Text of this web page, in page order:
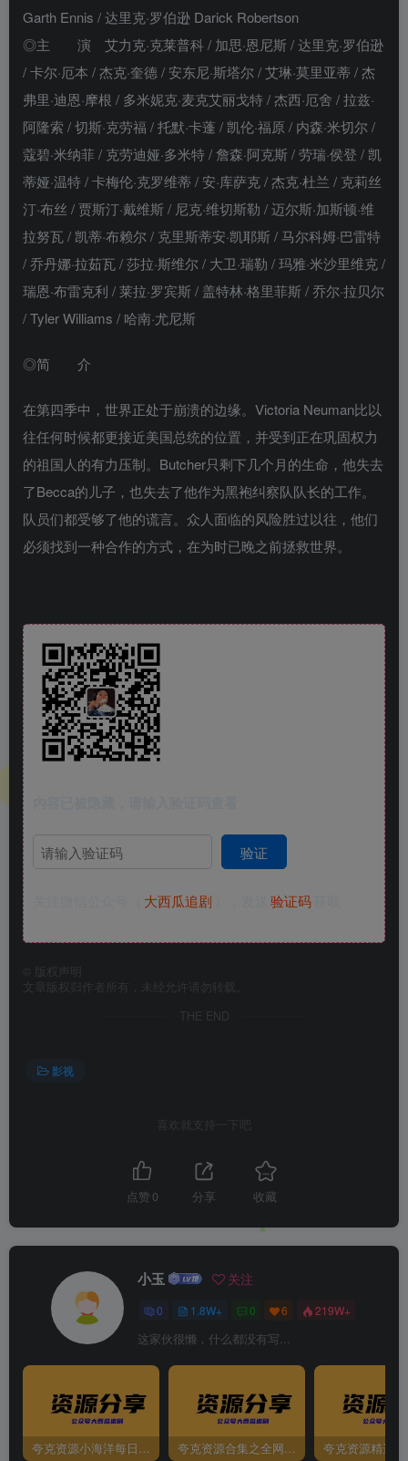
Garth Ennis / 达里克·罗伯逊 Darick Robertson
◎主 演 艾力克·克莱普科 / 加思·恩尼斯 / 达里克·罗伯逊
/ 卡尔·厄本 / 杰克·奎德 / 安东尼·斯塔尔 / 艾琳·莫里亚蒂 / 杰
弗里·迪恩·摩根 / 多米妮克·麦克艾丽戈特 / 杰西·厄舍 / 拉兹·
阿隆索 / 切斯·克劳福 / 托默·卡蓬 / 凯伦·福原 / 内森·米切尔 /
蔻碧·米纳菲 / 克劳迪娅·多米特 / 詹森·阿克斯 / 劳瑞·侯登 / 凯
蒂娅·温特 / 卡梅伦·克罗维蒂 / 安·库萨克 / 杰克·杜兰 / 克莉丝
汀·布丝 / 贾斯汀·戴维斯 / 尼克·维切斯勒 / 迈尔斯·加斯顿·维
拉努瓦 / 凯蒂·布赖尔 / 克里斯蒂安·凯耶斯 / 马尔科姆·巴雷特
/ 乔丹娜·拉茹瓦 / 莎拉·斯维尔 / 大卫·瑞勒 / 玛雅·米沙里维克 /
瑞恩·布雷克利 / 莱拉·罗宾斯 / 盖特林·格里菲斯 / 乔尔·拉贝尔
/ Tyler Williams / 哈南·尤尼斯
◎简 介
在第四季中，世界正处于崩溃的边缘。Victoria Neuman比以
往任何时候都更接近美国总统的位置，并受到正在巩固权力
的祖国人的有力压制。Butcher只剩下几个月的生命，他失去
了Becca的儿子，也失去了他作为黑袍纠察队队长的工作。
队员们都受够了他的谎言。众人面临的风险胜过以往，他们
必须找到一种合作的方式，在为时已晚之前拯救世界。
大西瓜追剧 验证码
版权声明
文章版权归作者所有，未经允许请勿转载。
THE END
影视
喜欢就支持一下吧
点赞 0 分享 收藏
小玉 关注
0 1.8W+ 0 6 219W+
这家伙很懒，什么都没有写...
夸克资源小海洋每日更新资源大汇总（持续更新） 夸克资源合集之全网影视 夸克资源精选